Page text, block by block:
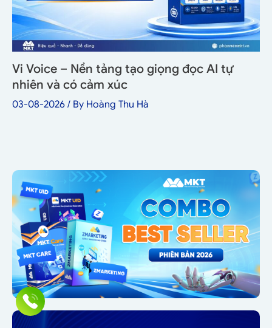
Vi Voice – Nền tảng tạo giọng đọc AI tự
nhiên và có cảm xúc
03-08-2026 / By Hoàng Thu Hà